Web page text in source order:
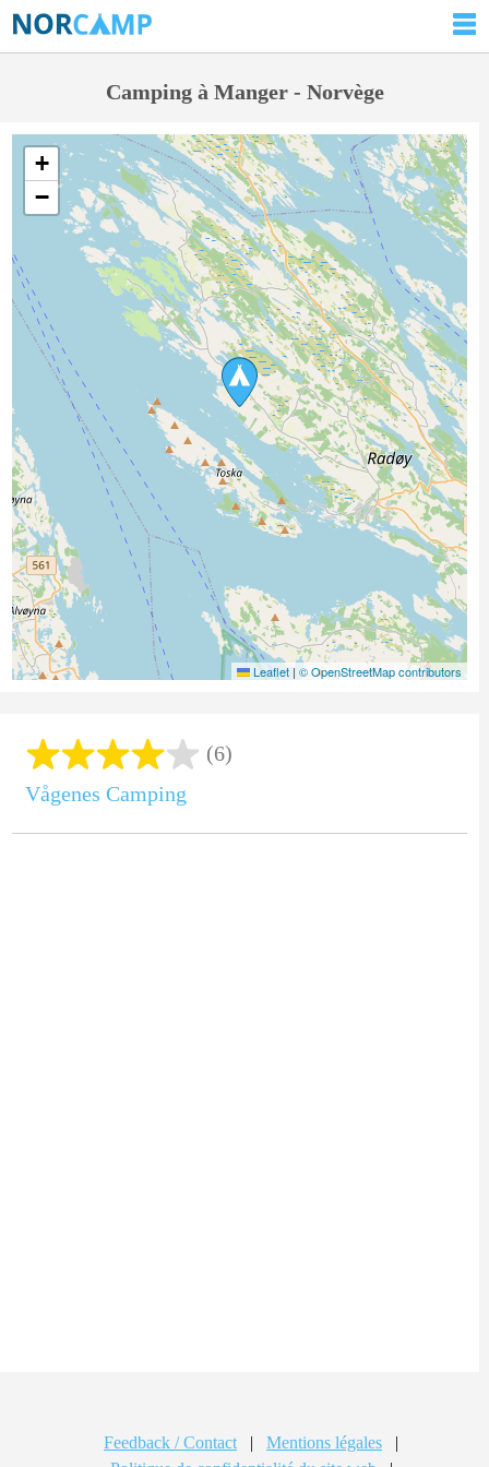
Camping à Manger - Norvège
+
−
Leaflet | © OpenStreetMap contributors
(6)
Vågenes Camping
Feedback / Contact | Mentions légales
|